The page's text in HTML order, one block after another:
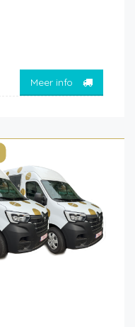
Meer info